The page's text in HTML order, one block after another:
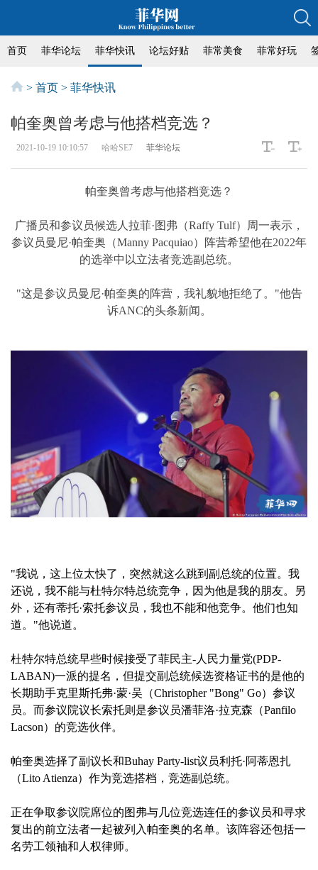
首页 菲华论坛 菲华快讯 论坛好贴 菲常美食 菲常好玩
> 首页 > 菲华快讯
帕奎奥曾考虑与他搭档竞选？
2021-10-19 10:10:57 哈哈SE7 菲华论坛
帕奎奥曾考虑与他搭档竞选？
广播员和参议员候选人拉菲·图弗（Raffy Tulf）周一表示，
参议员曼尼·帕奎奥（Manny Pacquiao）阵营希望他在2022年
的选举中以立法者竞选副总统。
"这是参议员曼尼·帕奎奥的阵营，我礼貌地拒绝了。"他告
诉ANC的头条新闻。
"我说，这上位太快了，突然就这么跳到副总统的位置。我
还说，我不能与杜特尔特总统竞争，因为他是我的朋友。另
外，还有蒂托·索托参议员，我也不能和他竞争。他们也知
道。"他说道。
杜特尔特总统早些时候接受了菲民主-人民力量党(PDP-
LABAN)一派的提名，但提交副总统候选资格证书的是他的
长期助手克里斯托弗·蒙·吴（Christopher "Bong" Go）参议
员。而参议院议长索托则是参议员潘菲洛·拉克森（Panfilo
Lacson）的竞选伙伴。
帕奎奥选择了副议长和Buhay Party-list议员利托·阿蒂恩扎
（Lito Atienza）作为竞选搭档，竞选副总统。
正在争取参议院席位的图弗与几位竞选连任的参议员和寻求
复出的前立法者一起被列入帕奎奥的名单。该阵容还包括一
名劳工领袖和人权律师。